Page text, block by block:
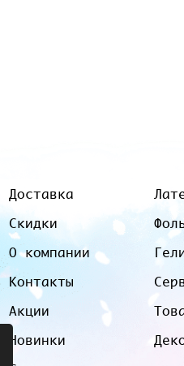
Доставка
Скидки
О компании
Контакты
Акции
Новинки